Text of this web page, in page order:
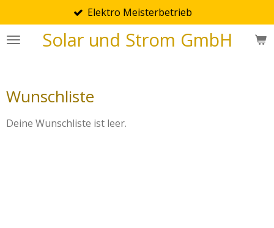
Hauptinhalt
springenSolar und Strom GmbH
Elektro Meisterbetrieb
Wunschliste
Deine Wunschliste ist leer.